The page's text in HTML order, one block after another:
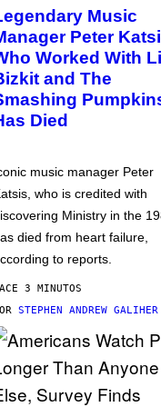
Music
Peter
Worked With
and The
Died
music manager Peter
who is credited with
Ministry in the
died from heart failure,
to reports.
3 MINUTOS
STEPHEN ANDREW GALIHER